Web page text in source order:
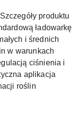
produktu
ładowarkę
i średnich
w warunkach
ciśnienia i
aplikacja
roślin